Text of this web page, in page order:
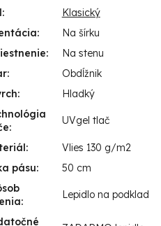
:
Klasický
:
Na šírku
:
Na stenu
:
Obdĺžnik
:
Hladký
:
UVgel tlač
:
Vlies 130 g/m2
pásu:
50 cm
:
Lepidlo na podklad